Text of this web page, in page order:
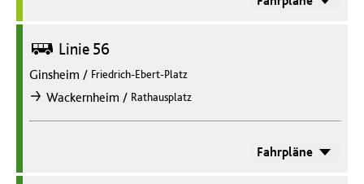
Bus Linie 56
Ginsheim / Friedrich-Ebert-Platz
nachWackernheim / Rathausplatz
Fahrpläne